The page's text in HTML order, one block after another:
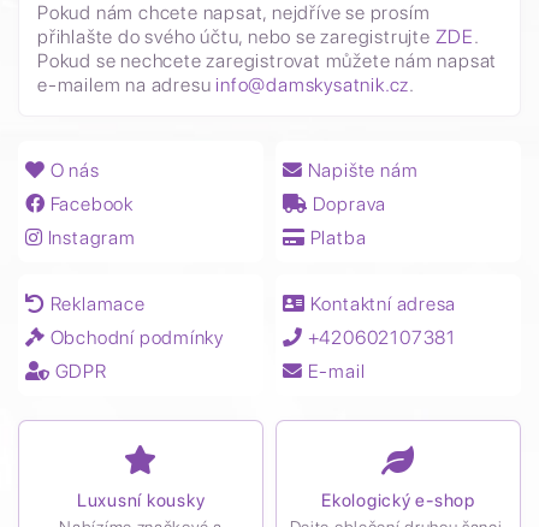
Pokud nám chcete napsat, nejdříve se prosím
přihlašte do svého účtu, nebo se zaregistrujte ZDE.
Pokud se nechcete zaregistrovat můžete nám napsat
e-mailem na adresu info@damskysatnik.cz.
O nás
Facebook
Instagram
Napište nám
Doprava
Platba
Reklamace
Obchodní podmínky
GDPR
Kontaktní adresa
+420602107381
E-mail
Luxusní kousky Ekologický e-shop